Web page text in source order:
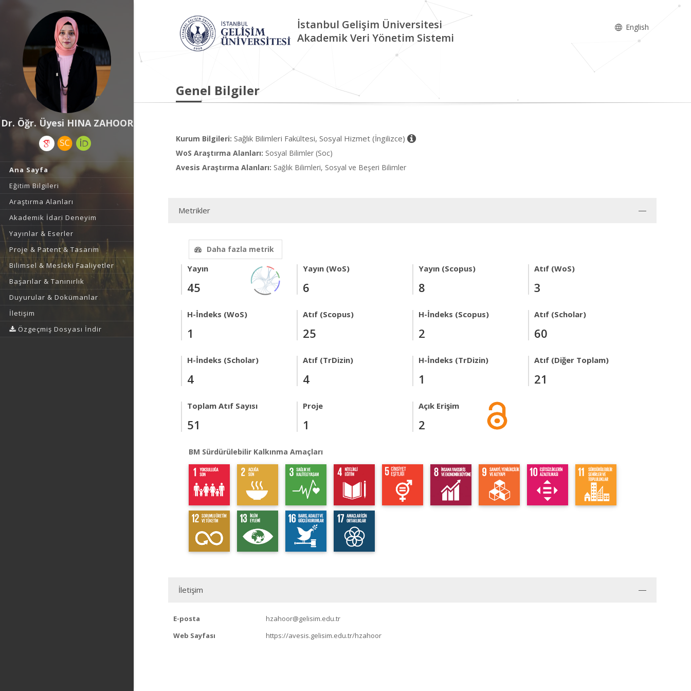
Dr. Öğr. Üyesi HINA ZAHOOR
Ana Sayfa
Eğitim Bilgileri
Araştırma Alanları
Akademik İdari Deneyim
Yayınlar & Eserler
Proje & Patent & Tasarım
Bilimsel & Mesleki Faaliyetler
Başarılar & Tanınırlık
Duyurular & Dokümanlar
İletişim
Özgeçmiş Dosyası İndir
İstanbul Gelişim Üniversitesi
Akademik Veri Yönetim Sistemi
English
Genel Bilgiler
Kurum Bilgileri: Sağlık Bilimleri Fakültesi, Sosyal Hizmet (İngilizce)
WoS Araştırma Alanları: Sosyal Bilimler (Soc)
Avesis Araştırma Alanları: Sağlık Bilimleri, Sosyal ve Beşeri Bilimler
Metrikler
Daha fazla metrik
Yayın
45
Yayın (WoS)
6
Yayın (Scopus)
8
Atıf (WoS)
3
H-İndeks (WoS)
1
Atıf (Scopus)
25
H-İndeks (Scopus)
2
Atıf (Scholar)
60
H-İndeks (Scholar)
4
Atıf (TrDizin)
4
H-İndeks (TrDizin)
1
Atıf (Diğer Toplam)
21
Toplam Atıf Sayısı
51
Proje
1
Açık Erişim
2
BM Sürdürülebilir Kalkınma Amaçları
İletişim
E-posta
hzahoor@gelisim.edu.tr
Web Sayfası
https://avesis.gelisim.edu.tr/hzahoor